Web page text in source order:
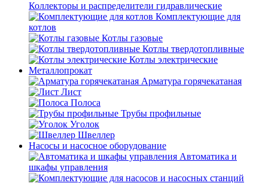
Коллекторы и распределители гидравлические
Комплектующие для
котлов
Котлы газовые
Котлы твердотопливные
Котлы электрические
Металлопрокат
Арматура горячекатаная
Лист
Полоса
Трубы профильные
Уголок
Швеллер
Насосы и насосное оборудование
Автоматика и
шкафы управления